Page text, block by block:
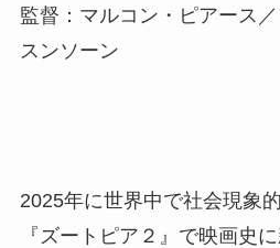
監督：マルコン・ピアース
スンソーン
2025年に世界中で社会現象
『ズートピア２』で映画史